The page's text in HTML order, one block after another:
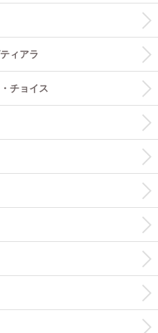
ィアラ
チョイス